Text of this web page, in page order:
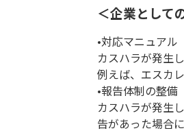
＜企業として
•対応マニュアル
カスハラが発生
例えば、エスカ
•報告体制の整備
カスハラが発生
告があった場合